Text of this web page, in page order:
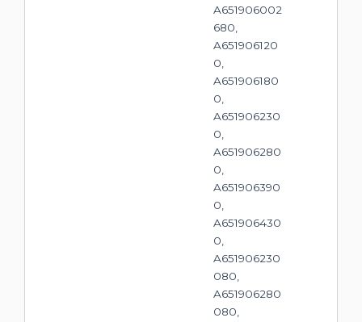
A651906002
680,
A651906120
0,
A651906180
0,
A651906230
0,
A651906280
0,
A651906390
0,
A651906430
0,
A651906230
080,
A651906280
080,